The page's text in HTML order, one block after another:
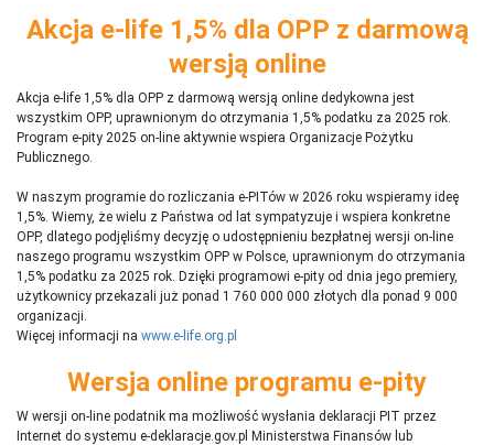
Akcja e-life 1,5% dla OPP z darmową
wersją online
Akcja e-life 1,5% dla OPP z darmową wersją online dedykowna jest
wszystkim OPP, uprawnionym do otrzymania 1,5% podatku za 2025 rok.
Program e-pity 2025 on-line aktywnie wspiera Organizacje Pożytku
Publicznego.
W naszym programie do rozliczania e-PITów w 2026 roku wspieramy ideę
1,5%. Wiemy, że wielu z Państwa od lat sympatyzuje i wspiera konkretne
OPP, dlatego podjęliśmy decyzję o udostępnieniu bezpłatnej wersji on-line
naszego programu wszystkim OPP w Polsce, uprawnionym do otrzymania
1,5% podatku za 2025 rok. Dzięki programowi e-pity od dnia jego premiery,
użytkownicy przekazali już ponad 1 760 000 000 złotych dla ponad 9 000
organizacji.
Więcej informacji na www.e-life.org.pl
Wersja online programu e-pity
W wersji on-line podatnik ma możliwość wysłania deklaracji PIT przez
Internet do systemu e-deklaracje.gov.pl Ministerstwa Finansów lub